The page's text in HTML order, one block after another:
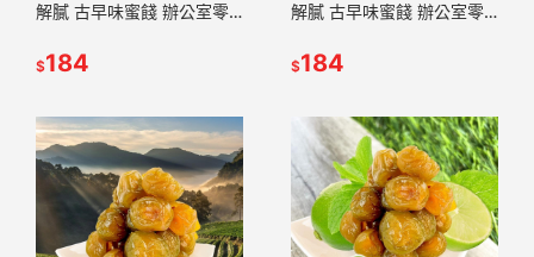
解膩 古早味蜜餞 辦公室零
園】
$184
解膩 古早味蜜餞 辦公室零
園】
$184